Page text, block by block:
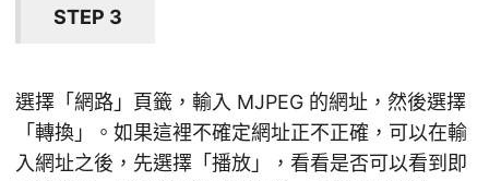
STEP 3
選擇「網路」頁籤，輸入 MJPEG 的網址，然後選擇
「轉換」。如果這裡不確定網址正不正確，可以在輸
入網址之後，先選擇「播放」，看看是否可以看到即